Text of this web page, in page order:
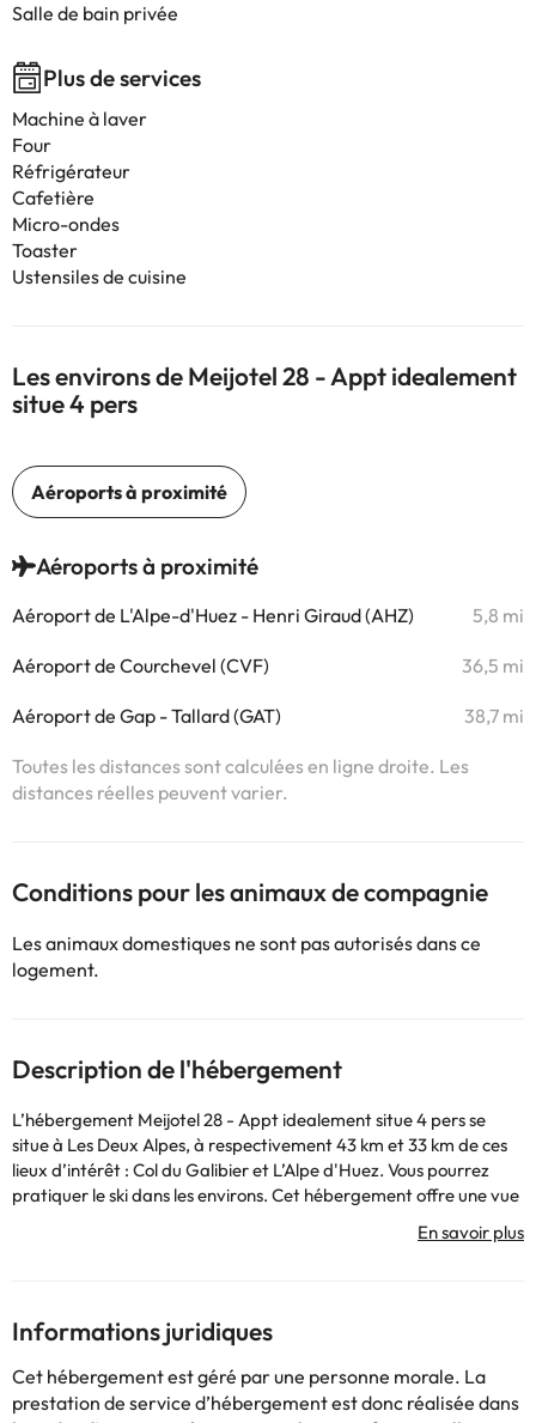
Salle de bain privée
Plus de services
Machine à laver
Four
Réfrigérateur
Cafetière
Micro-ondes
Toaster
Ustensiles de cuisine
Les environs de Meijotel 28 - Appt idealement
situe 4 pers
Aéroports à proximité
Aéroport de L'Alpe-d'Huez - Henri Giraud (AHZ) 5,8 mi
Aéroport de Courchevel (CVF) 36,5 mi
Aéroport de Gap - Tallard (GAT) 38,7 mi
Toutes les distances sont calculées en ligne droite. Les
distances réelles peuvent varier.
Conditions pour les animaux de compagnie
Les animaux domestiques ne sont pas autorisés dans ce
logement.
Description de l'hébergement
L’hébergement Meijotel 28 - Appt idealement situe 4 pers se
situe à Les Deux Alpes, à respectivement 43 km et 33 km de ces
lieux d’intérêt : Col du Galibier et L’Alpe d'Huez. Vous pourrez
pratiquer le ski dans les environs. Cet hébergement offre une vue
comprend une télévision. La cuisine est pourvue d’un
proche (Aéroport de Grenoble-Alpes-Isère) est à 111 km.
Bed linen, towels and end-of-stay cleaning are not included in the
price of the reservation, but are available on request at an
additional cost.Les enterrements de vie de célibataire et autres
Informations juridiques
Cet hébergement est géré par une personne morale. La
prestation de service d’hébergement est donc réalisée dans